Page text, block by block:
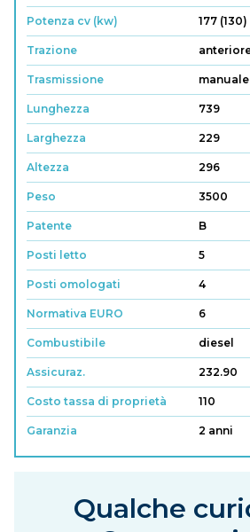
Potenza cv (kw) 177 (130)
Trazione
Trasmissione manuale
Lunghezza 739
Larghezza 229
Altezza 296
Peso 3500
Patente B
Posti letto 5
Posti omologati 4
Normativa EURO 6
Combustibile diesel
Assicuraz. 232.90
Costo tassa di proprietà 110
Garanzia 2 anni
Qualche